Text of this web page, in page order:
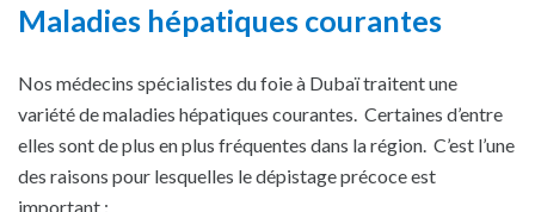
Maladies hépatiques courantes
Nos médecins spécialistes du foie à Dubaï traitent une
variété de maladies hépatiques courantes. Certaines d’entre
elles sont de plus en plus fréquentes dans la région. C’est l’une
des raisons pour lesquelles le dépistage précoce est
important :